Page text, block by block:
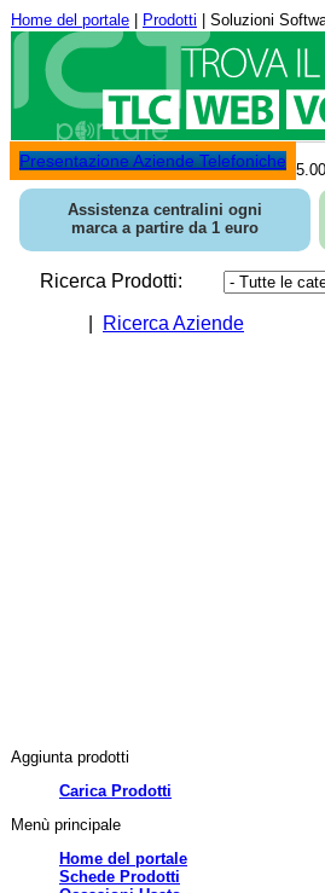
Home del portale Prodotti | Soluzioni
Presentazione Aziende Telefoniche
Assistenza centralini ogni
marca a partire da 1 euro
Ricerca Prodotti:
Ricerca Aziende
Aggiunta prodotti
Carica Prodotti
Menù principale
Home del portale
Schede Prodotti